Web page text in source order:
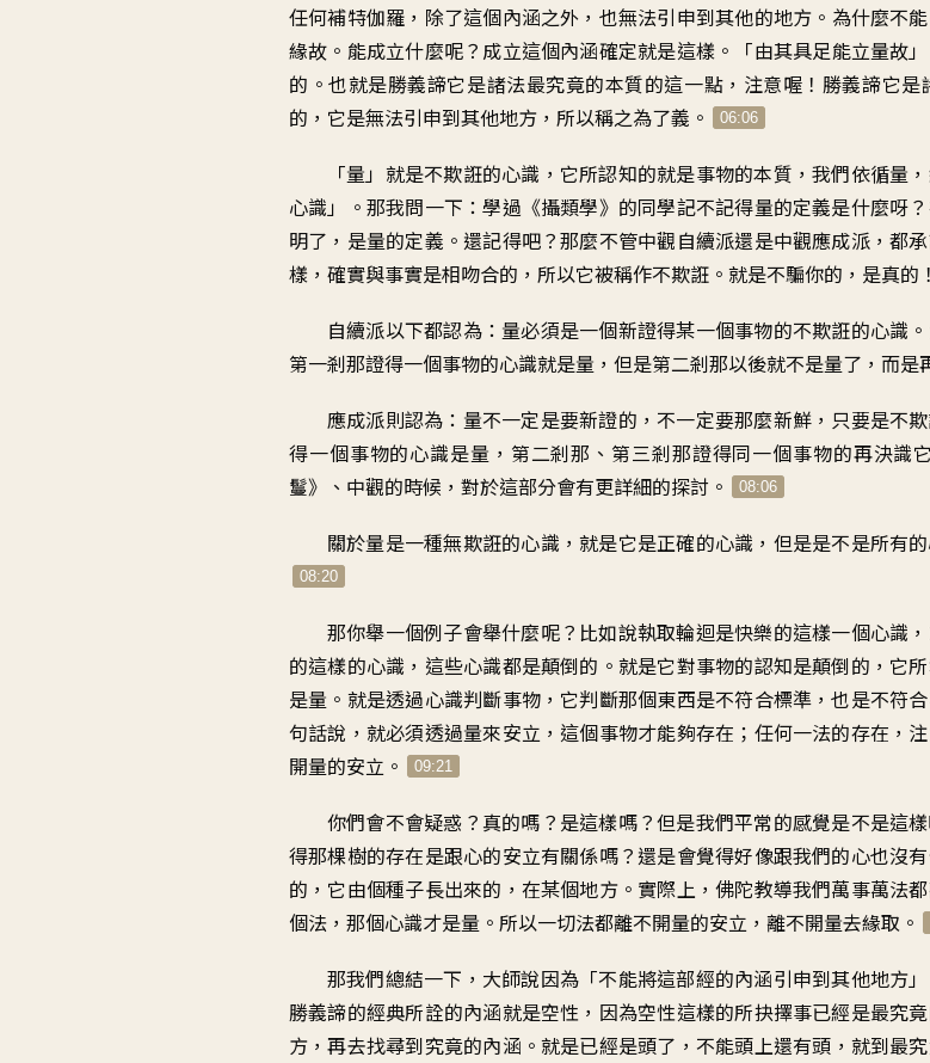
任何補特伽羅 ， 除了這個內涵之外 ， 也無法引申到其他的地方 。 為什麼不
緣故 。 能成立什麼呢？ 成立這個內涵確定就是這樣 。「由其具足能立量故」
的 。也就是勝義諦它是諸法最究竟的本質的這一點 ， 注意喔！勝義諦它是
的 ， 它是無法引申到其他地方 ， 所以稱之為了義 。 06:06
「量」就是不欺誑的心識 ， 它所認知的就是事物的本質 ，我們依循量 ，
心識」。 那我問一下 ：學過《攝類學》的同學記不記得量的定義是什麼呀？
明了 ， 是量的定義。還記得吧？那麼不管中觀自續派還是中觀應成派，都
樣 ， 確實與事實是相吻合的 ， 所以它被稱作不欺誑 。 就是不騙你的，是真的 ！
自續派以下都認為： 量必須是一個新證得某一個事物的不欺誑的心識 。
第一剎那證得一個事物的心識就是量 ， 但是第二剎那以後就不是量了 ， 而是
應成派則認為 ： 量不一定是要新證的 ， 不一定要那麼新鮮 ， 只要是不
得一個事物的心識是量 ， 第二剎那、第三剎那證得同一個事物的再決識
鬘》、中觀的時候 ， 對於這部分會有更詳細的探討 。 08:06
關於量是一種無欺誑的心識 ，就是它是正確的心識 ， 但是是不是所有
08:20
那你舉一個例子會舉什麼呢？ 比如說執取輪迴是快樂的這樣一個心識 ，
的這樣的心識 ， 這些心識都是顛倒的 。 就是它對事物的認知是顛倒的 ， 它
是量 。 就是透過心識判斷事物 ， 它判斷那個東西是不符合標準 ，也是不符
句話說 ， 就必須透過量來安立 ， 這個事物才能夠存在 ； 任何一法的存在 ，
開量的安立 。 09:21
你們會不會疑惑 ？ 真的嗎？是這樣嗎？但是我們平常的感覺是不是這
得那棵樹的存在是跟心的安立有關係嗎？還是會覺得好像跟我們的心也沒
的 ， 它由個種子長出來的 ， 在某個地方。 實際上 ，佛陀教導我們萬事萬法
個法 ， 那個心識才是量 。 所以一切法都離不開量的安立 ， 離不開量去緣取 。
那我們總結一下 ， 大師說因為「不能將這部經的內涵引申到其他地方」
勝義諦的經典所詮的內涵就是空性 ， 因為空性這樣的所抉擇事已經是最究
方 ，再去找尋到究竟的內涵 。就是已經是頭了 ， 不能頭上還有頭 ， 就到最